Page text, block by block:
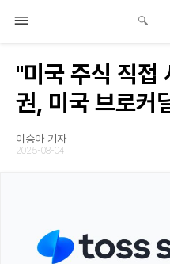
"미국 주식 직접
권, 미국 브로커
이승아 기자
2025-08-04